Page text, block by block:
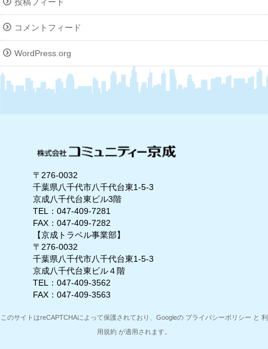
投稿フィード
コメントフィード
WordPress.org
〒276-0032
千葉県八千代市八千代台東1-5-3
京成八千代台東ビル3階
TEL：047-409-7281
FAX：047-409-7282
【京成トラベル事業部】
〒276-0032
千葉県八千代市八千代台東1-5-3
京成八千代台東ビル４階
TEL：047-409-3562
FAX：047-409-3563
このサイトはreCAPTCHAによって保護されており、Googleの プライバシーポリシー と 利
用規約 が適用されます。